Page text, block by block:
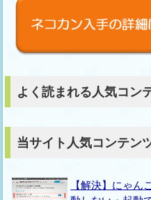
よく読まれる人気コン
当サイト人気コンテン
【解決】にゃん